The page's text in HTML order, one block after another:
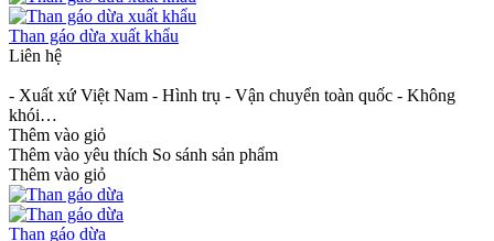
Than gáo dừa xuất khẩu
Liên hệ
- Xuất xứ Việt Nam - Hình trụ - Vận chuyển toàn quốc - Không
khói…
Thêm vào giỏ
Thêm vào yêu thích So sánh sản phẩm
Thêm vào giỏ
Than gáo dừa